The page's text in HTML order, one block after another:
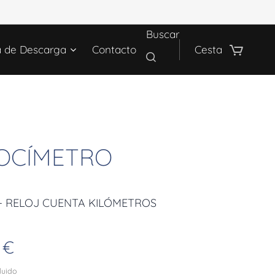
de Descarga Contacto
Buscar
Cesta
RELOJ CUENTA KILÓMETROS
€